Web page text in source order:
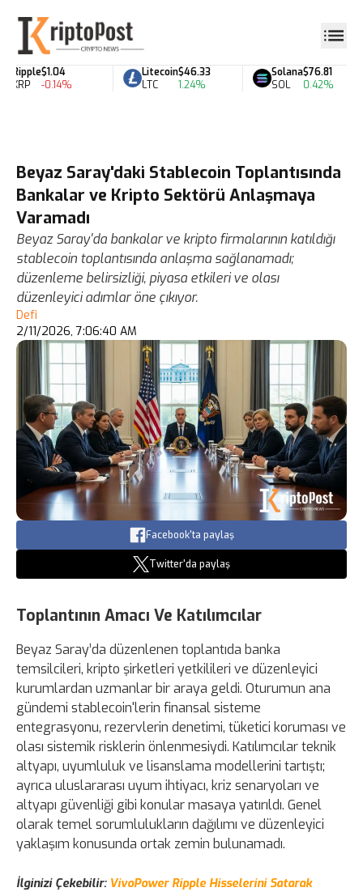
Ripple
XRP
$1.04
-0.14%
Litecoin
LTC
$46.33
1.24%
Solana
SOL
$76.81
0.42%
Beyaz Saray'daki Stablecoin Toplantısında
Bankalar ve Kripto Sektörü Anlaşmaya
Varamadı
Beyaz Saray'da bankalar ve kripto firmalarının katıldığı
stablecoin toplantısında anlaşma sağlanamadı;
düzenleme belirsizliği, piyasa etkileri ve olası
düzenleyici adımlar öne çıkıyor.
Defi
2/11/2026, 7:06:40 AM
Facebook'ta paylaş
Twitter'da paylaş
Toplantının Amacı Ve Katılımcılar
Beyaz Saray’da düzenlenen toplantıda banka
temsilcileri, kripto şirketleri yetkilileri ve düzenleyici
kurumlardan uzmanlar bir araya geldi. Oturumun ana
gündemi stablecoin'lerin finansal sisteme
entegrasyonu, rezervlerin denetimi, tüketici koruması ve
olası sistemik risklerin önlenmesiydi. Katılımcılar teknik
altyapı, uyumluluk ve lisanslama modellerini tartıştı;
ayrıca uluslararası uyum ihtiyacı, kriz senaryoları ve
altyapı güvenliği gibi konular masaya yatırıldı. Genel
olarak temel sorumlulukların dağılımı ve düzenleyici
yaklaşım konusunda ortak zemin bulunamadı.
İlginizi Çekebilir: VivoPower Ripple Hisselerini Satarak